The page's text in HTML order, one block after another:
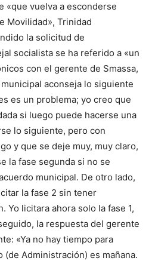
«que vuelva a esconderse
Movilidad», Trinidad
la solicitud de
socialista se ha referido a «un
con el gerente de Smassa,
aconseja lo siguiente
es un problema; yo creo que
si luego puede hacerse una
lo siguiente, pero con
y que se deje muy, muy claro,
la fase segunda si no se
municipal. De otro lado,
la fase 2 sin tener
Yo licitara ahora solo la fase 1,
la respuesta del gerente
«Ya no hay tiempo para
(de Administración) es mañana.